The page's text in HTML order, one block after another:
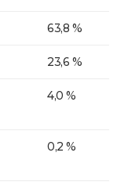
63,8 %
23,6 %
4,0 %
0,2 %